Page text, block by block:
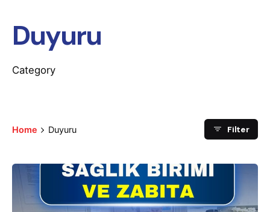
Duyuru
Category
Home Duyuru Filter